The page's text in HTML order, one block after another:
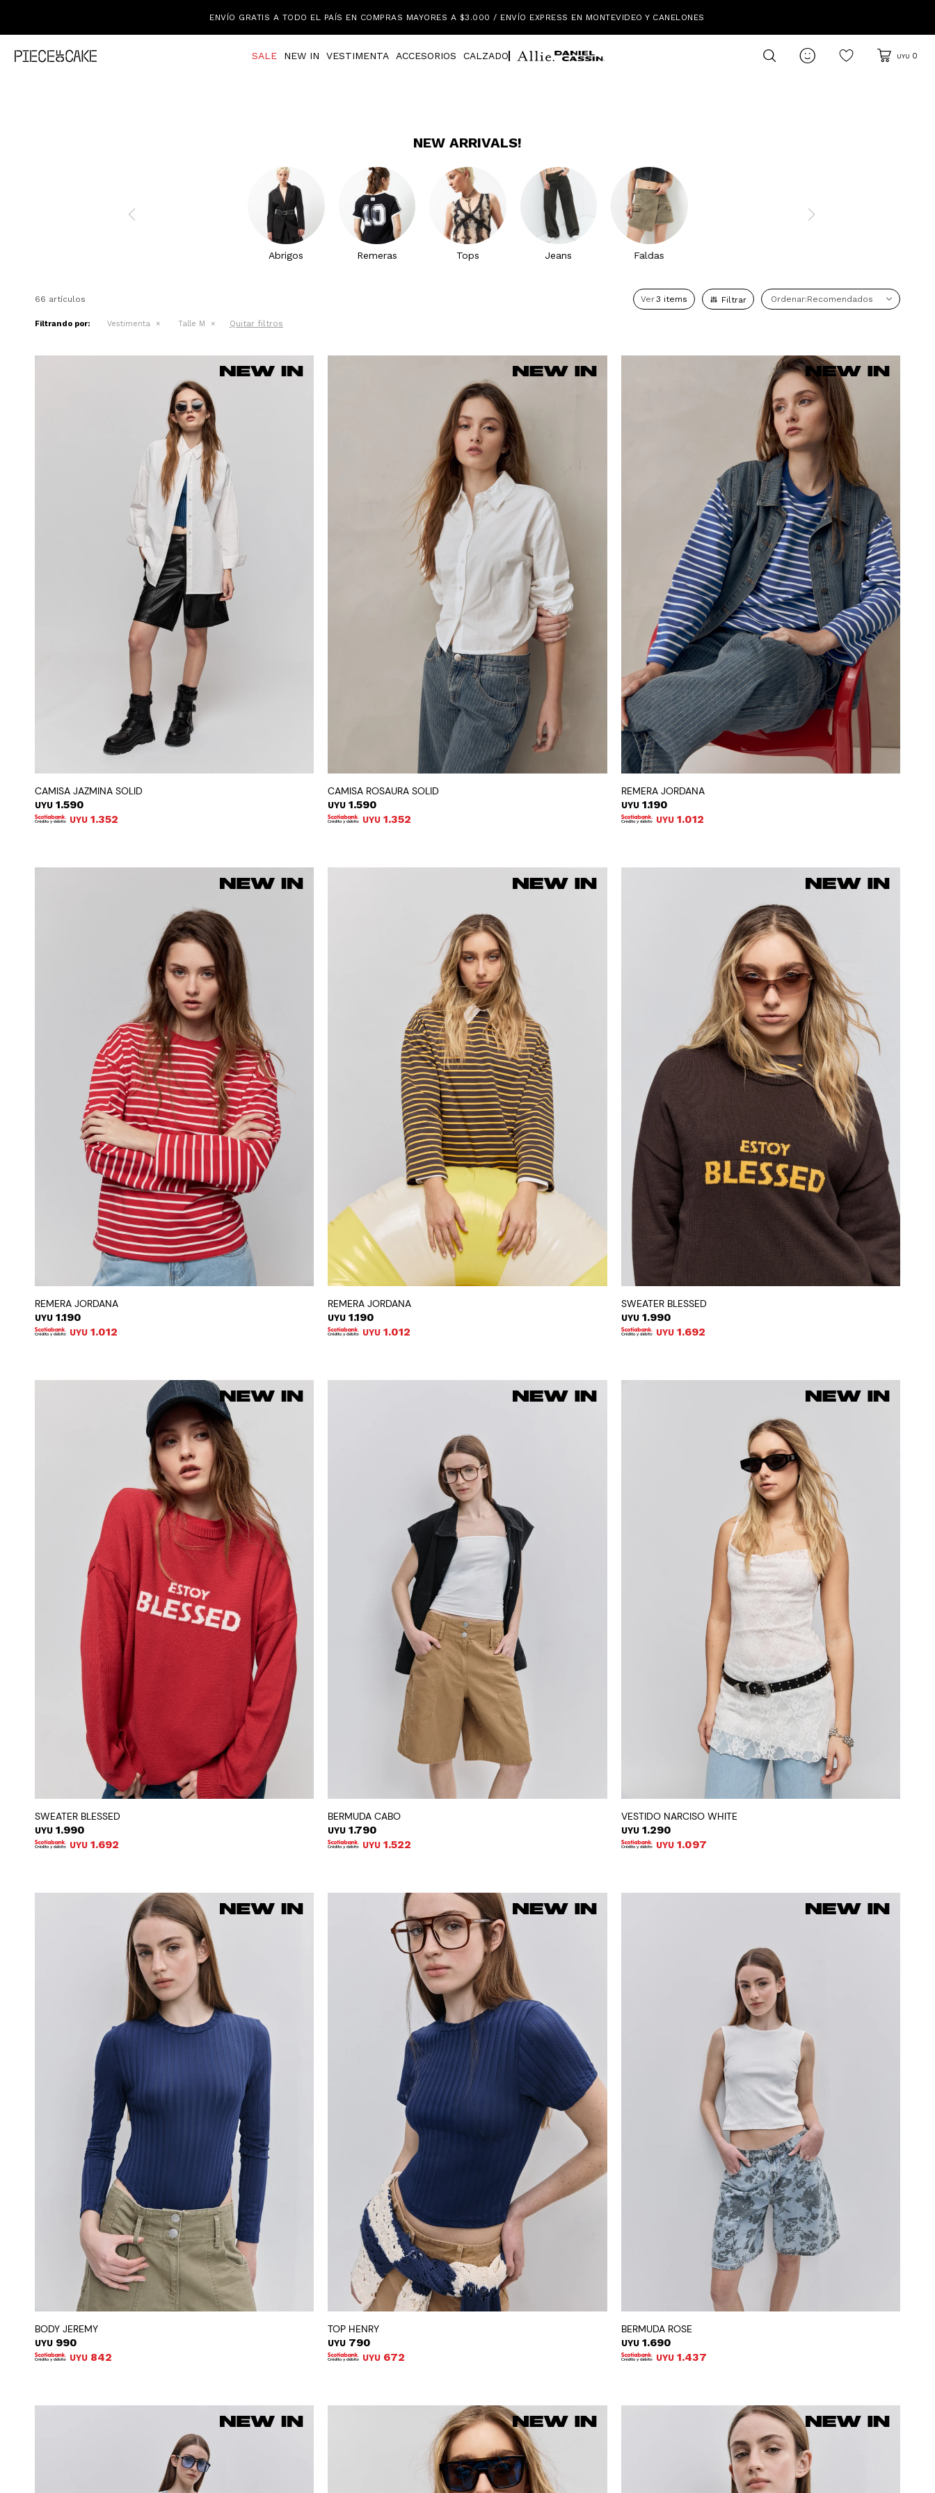
ENVÍO GRATIS A TODO EL PAÍS EN COMPRAS MAYORES A $3.000 / ENVÍO EXPRESS EN MONTEVIDEO Y CANELONES
SALE NEW IN VESTIMENTA ACCESORIOS CALZADO  UYU 0
NEW ARRIVALS!
Abrigos Remeras Tops Jeans Faldas
Ver
66 artículos Recomendados
Filtrando por: Vestimenta Talle M Quitar filtros
CAMISA JAZMINA SOLID
UYU 1.590
UYU 1.352
CAMISA ROSAURA SOLID
UYU 1.590
UYU 1.352
REMERA JORDANA
UYU 1.190
UYU 1.012
REMERA JORDANA
UYU 1.190
UYU 1.012
REMERA JORDANA
UYU 1.190
UYU 1.012
SWEATER BLESSED
UYU 1.990
UYU 1.692
SWEATER BLESSED
UYU 1.990
UYU 1.692
BERMUDA CABO
UYU 1.790
UYU 1.522
VESTIDO NARCISO WHITE
UYU 1.290
UYU 1.097
BODY JEREMY
UYU 990
UYU 842
TOP HENRY
UYU 790
UYU 672
BERMUDA ROSE
UYU 1.690
UYU 1.437